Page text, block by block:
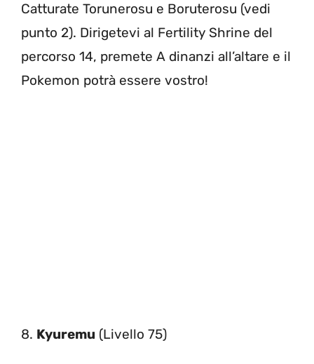
Catturate Torunerosu e Boruterosu (vedi
punto 2). Dirigetevi al Fertility Shrine del
percorso 14, premete A dinanzi all’altare e il
Pokemon potrà essere vostro!
8. Kyuremu (Livello 75)